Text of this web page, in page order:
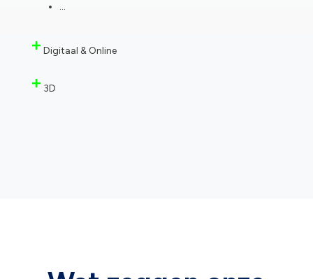
…
Digitaal & Online
3D